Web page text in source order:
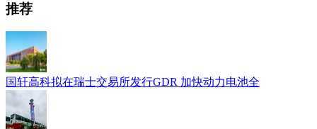
推荐
国轩高科拟在瑞士交易所发行GDR 加快动力电池全